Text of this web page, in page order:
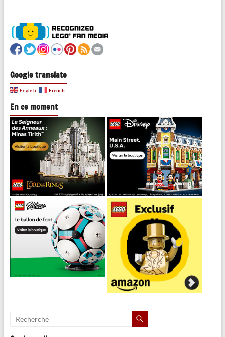
Google translate
English French
En ce moment